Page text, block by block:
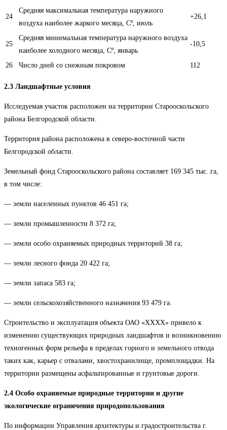
24
Средняя максимальная температура наружного
воздуха наиболее жаркого месяца, Сº, июль
+26,1
25
Средняя минимальная температура наружного воздуха
наиболее холодного месяца, Сº, январь
-10,5
26 Число дней со снежным покровом 112
2.3 Ландшафтные условия
Исследуемая участок расположен на территории Старооскольского
района Белгородской области.
Территория района расположена в северо-восточной части
Белгородской области.
Земельный фонд Старооскольского района составляет 169 345 тыс. га,
в том числе:
— земли населенных пунктов 46 451 га;
— земли промышленности 8 372 га;
— земли особо охраняемых природных территорий 38 га;
— земли лесного фонда 20 422 га;
— земли запаса 583 га;
— земли сельскохозяйственного назначения 93 479 га.
Строительство и эксплуатация объекта ОАО «ХХХХ» привело к
изменению существующих природных ландшафтов и возникновению
техногенных форм рельефа в пределах горного и земельного отвода
таких как, карьер с отвалами, хвостохранилище, промплощадки. На
территории размещены асфальтированные и грунтовые дороги.
2.4 Особо охраняемые природные территории и другие
экологические ограничения природопользования
По информации Управления архитектуры и градостроительства г.